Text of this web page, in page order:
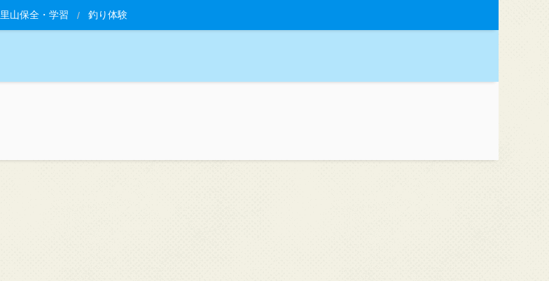
里山保全・学習 釣り体験